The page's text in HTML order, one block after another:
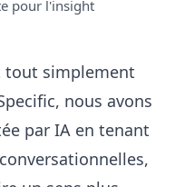
pour l'insight
tout simplement
nous avons
par IA en tenant